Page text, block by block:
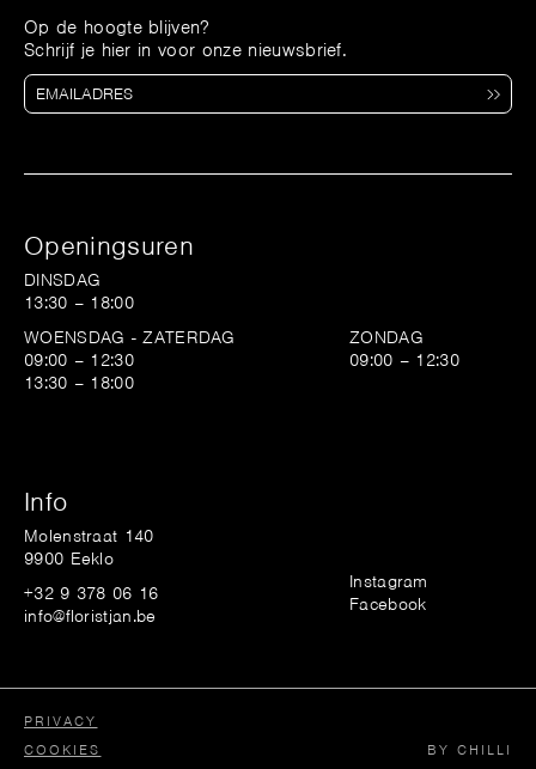
Op de hoogte blijven?
Schrijf je hier in voor onze nieuwsbrief.
Openingsuren
DINSDAG
13:30 – 18:00
WOENSDAG - ZATERDAG
09:00 – 12:30
13:30 – 18:00
ZONDAG
09:00 – 12:30
Info
Molenstraat 140
9900 Eeklo
+32 9 378 06 16
info@floristjan.be
Instagram
Facebook
PRIVACY
COOKIES
BY CHILLI